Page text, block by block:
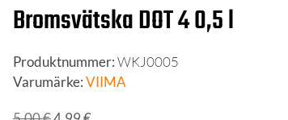
Bromsvätska DOT 4 0,5 l
Produktnummer:WKJ0005
Varumärke:VIIMA